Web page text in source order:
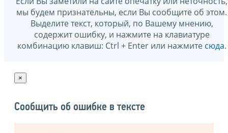
мы будем признательны, если Вы сообщите об этом.
Выделите текст, который, по Вашему мнению,
содержит ошибку, и нажмите на клавиатуре
комбинацию клавиш: Ctrl + Enter или нажмите сюда.
×
Сообщить об ошибке в тексте